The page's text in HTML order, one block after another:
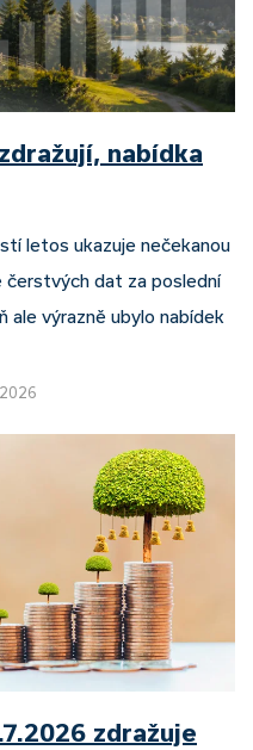
nabídka
letos ukazuje nečekanou
čerstvých dat za poslední
ale výrazně ubylo nabídek
zdražuje